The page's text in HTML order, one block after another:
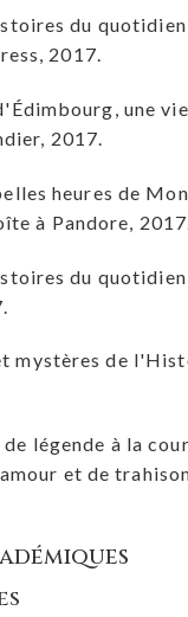
du quotidien
2017.
une vie
2017.
heures de
à Pandore,
du quotidien
de
légende à la
et de